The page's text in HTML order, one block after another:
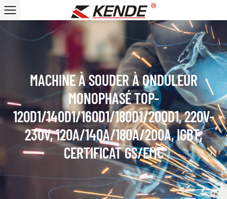
MACHINE À SOUDER À ONDULEUR
MONOPHASÉ TOP-
120D1/140D1/160D1/180D1/200D1, 220V-
230V, 120A/140A/180A/200A, IGBT,
CERTIFICAT GS/EMC